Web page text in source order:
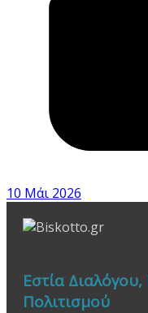
10 Μάι 2026
Εστία
Πολιτισμού